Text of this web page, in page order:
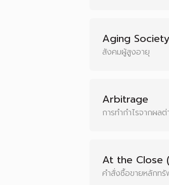
Aging Society
สังคมผู้สูงอายุ
Arbitrage
การทำกำไรจากผล
At the Close
คำสั่งซื้อขายหลักท